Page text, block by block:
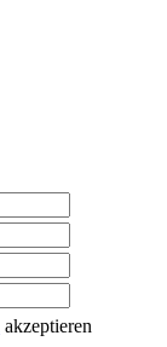
akzeptieren